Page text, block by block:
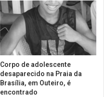
Corpo de adolescente
desaparecido na Praia da
Brasília, em Outeiro, é
encontrado